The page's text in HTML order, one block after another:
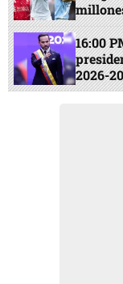
16:00
2026-